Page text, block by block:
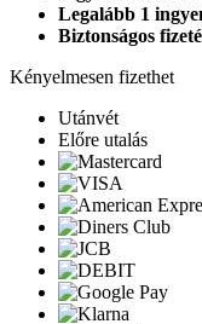
Legalább 1
Biztonságos
Kényelmesen fizethet
Utánvét
Előre utalás